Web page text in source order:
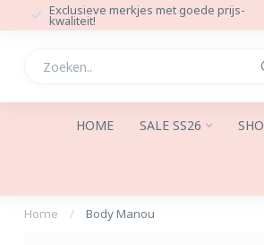
Exclusieve merkjes met goede prijs-
kwaliteit!
HOME SALE SS26
Home / Body Manou